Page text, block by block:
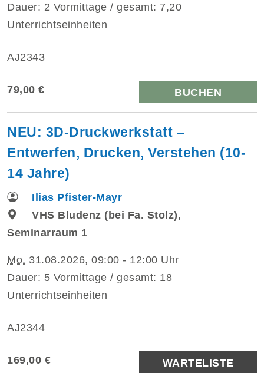
Dauer: 2 Vormittage / gesamt: 7,20
Unterrichtseinheiten
AJ2343
79,00 € BUCHEN
NEU: 3D-Druckwerkstatt –
Entwerfen, Drucken, Verstehen (10-
14 Jahre)
Ilias Pfister-Mayr
VHS Bludenz (bei Fa. Stolz),
Seminarraum 1
Mo. 31.08.2026, 09:00 - 12:00 Uhr
Dauer: 5 Vormittage / gesamt: 18
Unterrichtseinheiten
AJ2344
169,00 € WARTELISTE